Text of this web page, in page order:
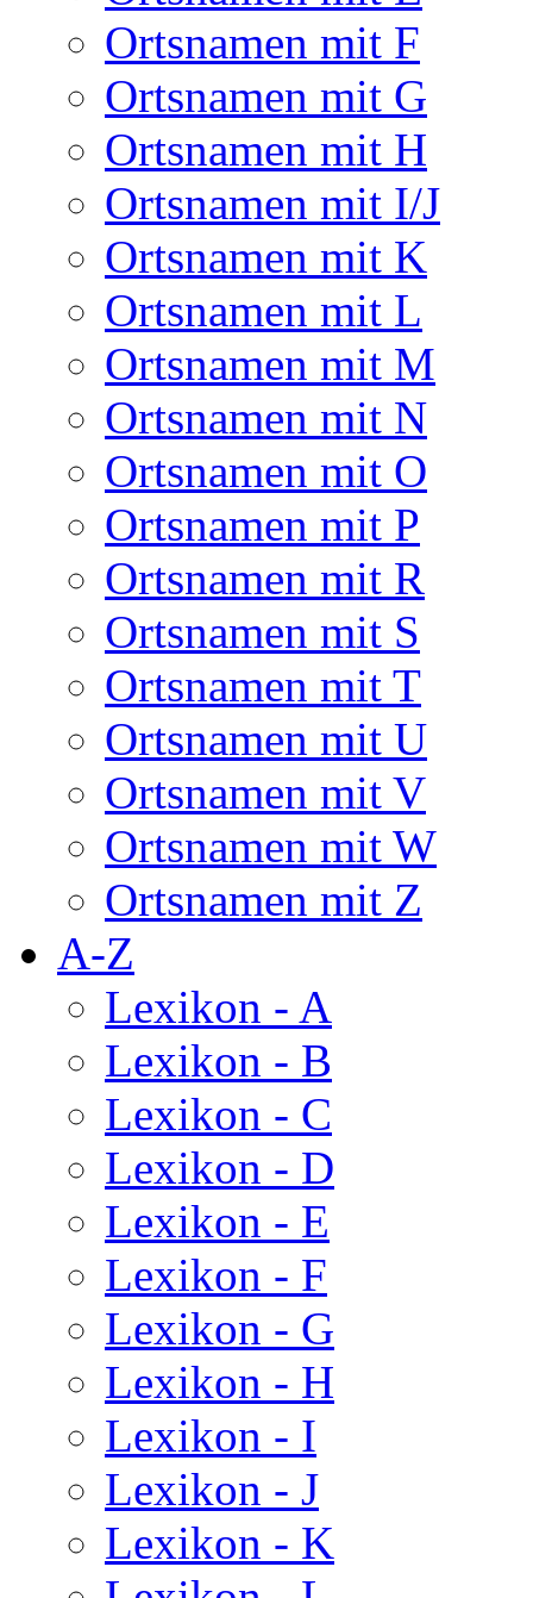
Ortsnamen mit F
Ortsnamen mit G
Ortsnamen mit H
Ortsnamen mit I/J
Ortsnamen mit K
Ortsnamen mit L
Ortsnamen mit M
Ortsnamen mit N
Ortsnamen mit O
Ortsnamen mit P
Ortsnamen mit R
Ortsnamen mit S
Ortsnamen mit T
Ortsnamen mit U
Ortsnamen mit V
Ortsnamen mit W
Ortsnamen mit Z
A-Z
Lexikon - A
Lexikon - B
Lexikon - C
Lexikon - D
Lexikon - E
Lexikon - F
Lexikon - G
Lexikon - H
Lexikon - I
Lexikon - J
Lexikon - K